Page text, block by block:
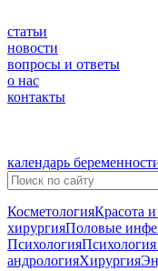
статьи
новости
вопросы и ответы
о нас
контакты
календарь
КосметологияКрасота
хирургияПоловые
Психология
андрологияХирургия